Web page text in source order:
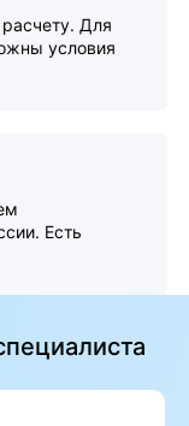
Для
условия
Есть